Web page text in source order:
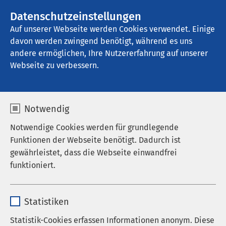
Datenschutzeinstellungen
Auf unserer Webseite werden Cookies verwendet. Einige
davon werden zwingend benötigt, während es uns
andere ermöglichen, Ihre Nutzererfahrung auf unserer
Webseite zu verbessern.
Notwendig
Notwendige Cookies werden für grundlegende
Funktionen der Webseite benötigt. Dadurch ist
gewährleistet, dass die Webseite einwandfrei
funktioniert.
Anbieter sgalinski
Statistiken
Statistik-Cookies erfassen Informationen anonym. Diese
AMEOS Senioren Wohnsitz Ratzeburg